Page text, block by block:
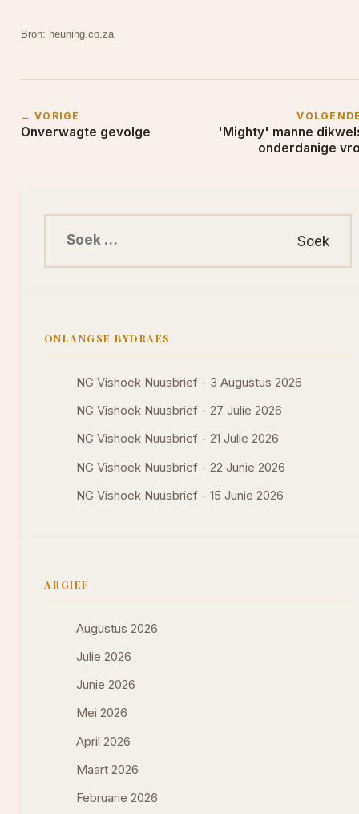
Bron: heuning.co.za
← VORIGE
Onverwagte gevolge
'Mighty' manne
onderdanige
ONLANGSE BYDRAES
NG Vishoek Nuusbrief - 3 Augustus 2026
NG Vishoek Nuusbrief - 27 Julie 2026
NG Vishoek Nuusbrief - 21 Julie 2026
NG Vishoek Nuusbrief - 22 Junie 2026
NG Vishoek Nuusbrief - 15 Junie 2026
ARGIEF
Augustus 2026
Julie 2026
Junie 2026
Mei 2026
April 2026
Maart 2026
Februarie 2026